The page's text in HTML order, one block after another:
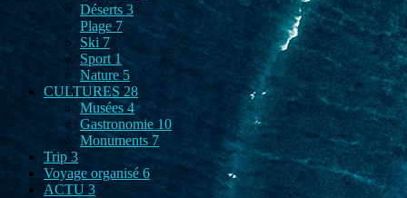
Déserts 3
Plage 7
Ski 7
Sport 1
Nature 5
CULTURES 28
Musées4
Gastronomie 10
Monuments 7
Trip 3
Voyage organisé 6
ACTU 3